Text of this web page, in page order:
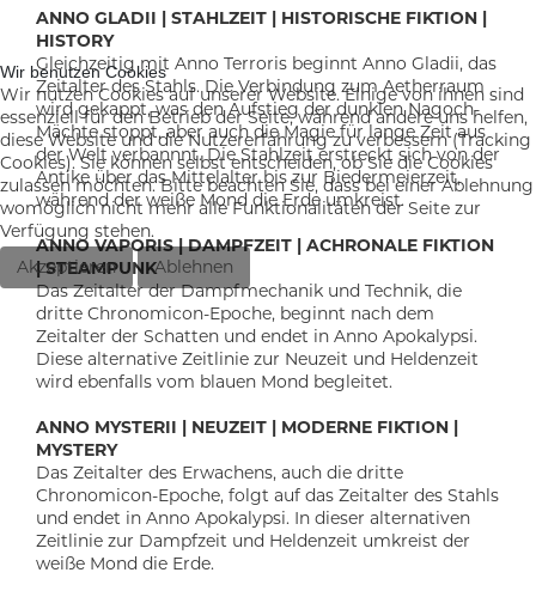
ANNO GLADII | STAHLZEIT | HISTORISCHE FIKTION |
HISTORY
Gleichzeitig mit Anno Terroris beginnt Anno Gladii, das
Zeitalter des Stahls. Die Verbindung zum Aetherraum
wird gekappt, was den Aufstieg der dunklen Nagoch-
Mächte stoppt, aber auch die Magie für lange Zeit aus
der Welt verbannnt. Die Stahlzeit erstreckt sich von der
Antike über das Mittelalter bis zur Biedermeierzeit,
während der weiße Mond die Erde umkreist.
ANNO VAPORIS | DAMPFZEIT | ACHRONALE FIKTION
| STEAMPUNK
Das Zeitalter der Dampfmechanik und Technik, die
dritte Chronomicon-Epoche, beginnt nach dem
Zeitalter der Schatten und endet in Anno Apokalypsi.
Diese alternative Zeitlinie zur Neuzeit und Heldenzeit
wird ebenfalls vom blauen Mond begleitet.
ANNO MYSTERII | NEUZEIT | MODERNE FIKTION |
MYSTERY
Das Zeitalter des Erwachens, auch die dritte
Chronomicon-Epoche, folgt auf das Zeitalter des Stahls
und endet in Anno Apokalypsi. In dieser alternativen
Zeitlinie zur Dampfzeit und Heldenzeit umkreist der
weiße Mond die Erde.
Wir benutzen Cookies
Wir nutzen Cookies auf unserer Website. Einige von ihnen sind
essenziell für den Betrieb der Seite, während andere uns helfen,
diese Website und die Nutzererfahrung zu verbessern (Tracking
Cookies). Sie können selbst entscheiden, ob Sie die Cookies
zulassen möchten. Bitte beachten Sie, dass bei einer Ablehnung
womöglich nicht mehr alle Funktionalitäten der Seite zur
Verfügung stehen.
Akzeptieren
Ablehnen